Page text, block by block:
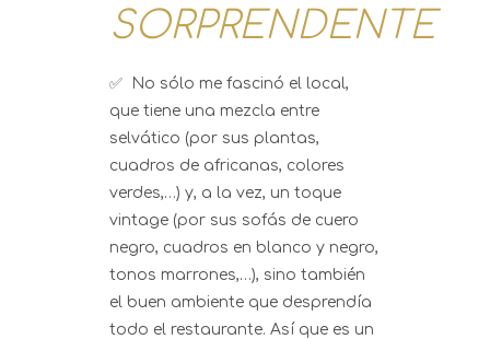
SORPRENDENTE
✅ No sólo me fascinó el local,
que tiene una mezcla entre
selvático (por sus plantas,
cuadros de africanas, colores
verdes,…) y, a la vez, un toque
vintage (por sus sofás de cuero
negro, cuadros en blanco y negro,
tonos marrones,…), sino también
el buen ambiente que desprendía
todo el restaurante. Así que es un